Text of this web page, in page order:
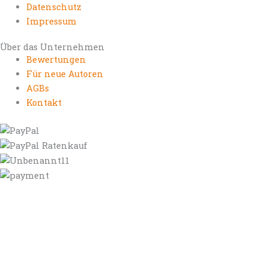
Datenschutz
Impressum
Über das Unternehmen
Bewertungen
Für neue Autoren
AGBs
Kontakt